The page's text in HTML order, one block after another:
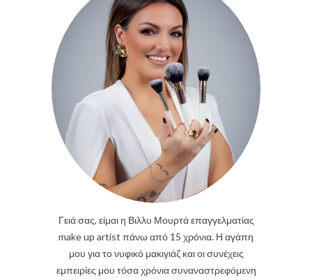
Γειά σας, είμαι η Βιλλυ Μουρτά επαγγελματίας
make up artist πάνω από 15 χρόνια. Η αγάπη
μου για το νυφικό μακιγιάζ και οι συνέχεις
εμπειρίες μου τόσα χρόνια συναναστρεφόμενη